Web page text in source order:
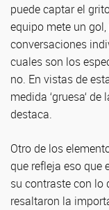
puede captar el
equipo mete un
conversaciones
cuales son los
no. En vistas de
medida ‘gruesa‘
destaca.
Otro de los
que refleja eso que
su contraste con lo
resaltaron la